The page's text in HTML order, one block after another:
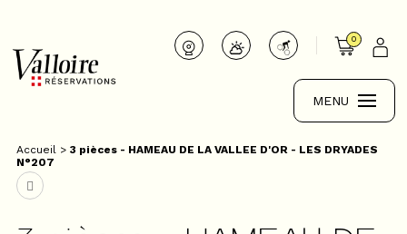
0
MENU
Accueil > 3 pièces - HAMEAU DE LA VALLEE D'OR - LES DRYADES
N°207